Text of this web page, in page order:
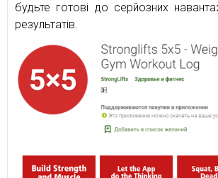
будьте готові до серйозних
результатів.